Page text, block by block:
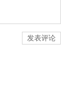
发表评论